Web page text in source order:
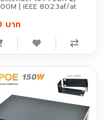
| IEEE 802.3af/at
บาท